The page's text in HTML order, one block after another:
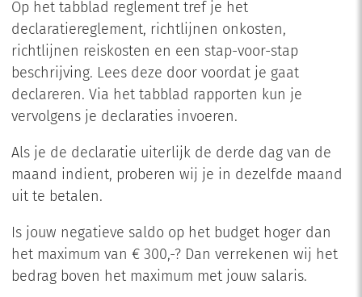
Op het tabblad reglement tref je het
declaratiereglement, richtlijnen onkosten,
richtlijnen reiskosten en een stap-voor-stap
beschrijving. Lees deze door voordat je gaat
declareren. Via het tabblad rapporten kun je
vervolgens je declaraties invoeren.
Als je de declaratie uiterlijk de derde dag van de
maand indient, proberen wij je in dezelfde maand
uit te betalen.
Is jouw negatieve saldo op het budget hoger dan
het maximum van € 300,-? Dan verrekenen wij het
bedrag boven het maximum met jouw salaris.